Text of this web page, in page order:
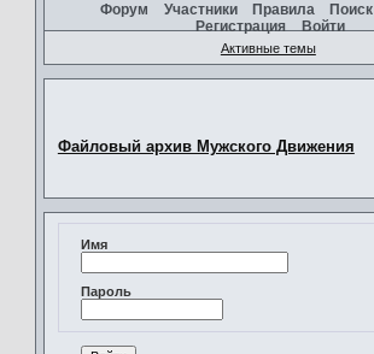
Форум Участники Правила Поиск
Регистрация
Войти
Активные темы
Файловый архив Мужского Движения
Имя
Пароль